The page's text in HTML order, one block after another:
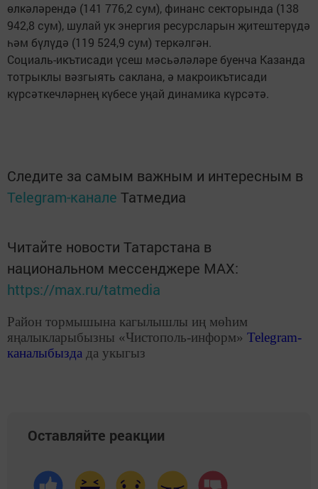
өлкәләрендә (141 776,2 сум), финанс секторында (138
942,8 сум), шулай ук энергия ресурсларын җитештерүдә
һәм бүлүдә (119 524,9 сум) теркәлгән.
Социаль-икътисади үсеш мәсьәләләре буенча Казанда
тотрыклы вәзгыять саклана, ә макроикътисади
күрсәткечләрнең күбесе уңай динамика күрсәтә.
Следите за самым важным и интересным в
Telegram-канале Татмедиа
Читайте новости Татарстана в
национальном мессенджере MАХ:
https://max.ru/tatmedia
Район тормышына кагылышлы иң мөһим
яңалыкларыбызны «Чистополь-информ» Telegram-
каналыбызда да укыгыз
Оставляйте реакции